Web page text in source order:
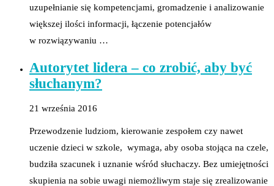
uzupełnianie się kompetencjami, gromadzenie i analizowanie
większej ilości informacji, łączenie potencjałów
w rozwiązywaniu …
Autorytet lidera – co zrobić, aby być
słuchanym?
21 września 2016
Przewodzenie ludziom, kierowanie zespołem czy nawet
uczenie dzieci w szkole, wymaga, aby osoba stojąca na czele,
budziła szacunek i uznanie wśród słuchaczy. Bez umiejętności
skupienia na sobie uwagi niemożliwym staje się zrealizowanie